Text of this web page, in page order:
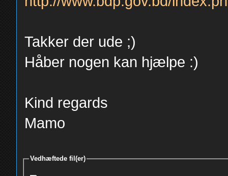
Takker der ude ;)
Håber nogen kan hjælpe :)
Kind regards
Mamo
Vedhæftede fil(er)